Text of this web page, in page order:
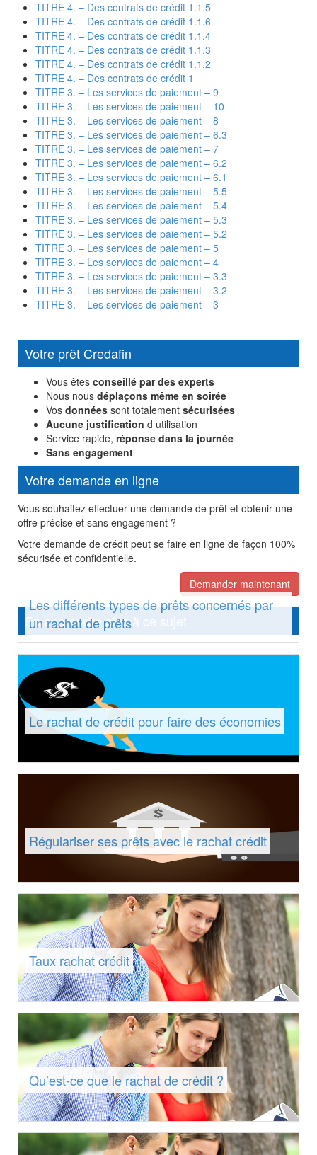
TITRE 4. – Des contrats de crédit 1.1.5
TITRE 4. – Des contrats de crédit 1.1.6
TITRE 4. – Des contrats de crédit 1.1.4
TITRE 4. – Des contrats de crédit 1.1.3
TITRE 4. – Des contrats de crédit 1.1.2
TITRE 4. – Des contrats de crédit 1
TITRE 3. – Les services de paiement – 9
TITRE 3. – Les services de paiement – 10
TITRE 3. – Les services de paiement – 8
TITRE 3. – Les services de paiement – 6.3
TITRE 3. – Les services de paiement – 7
TITRE 3. – Les services de paiement – 6.2
TITRE 3. – Les services de paiement – 6.1
TITRE 3. – Les services de paiement – 5.5
TITRE 3. – Les services de paiement – 5.4
TITRE 3. – Les services de paiement – 5.3
TITRE 3. – Les services de paiement – 5.2
TITRE 3. – Les services de paiement – 5
TITRE 3. – Les services de paiement – 4
TITRE 3. – Les services de paiement – 3.3
TITRE 3. – Les services de paiement – 3.2
TITRE 3. – Les services de paiement – 3
Votre prêt Credafin
Vous êtes conseillé par des experts
Nous nous déplaçons même en soirée
Vos données sont totalement sécurisées
Aucune justification d utilisation
Service rapide, réponse dans la journée
Sans engagement
Votre demande en ligne
Vous souhaitez effectuer une demande de prêt et obtenir une
offre précise et sans engagement ?
Votre demande de crédit peut se faire en ligne de façon 100%
sécurisée et confidentielle.
Demander maintenant
En apprendre plus à ce sujet
Les différents types de prêts concernés par
un rachat de prêts
Le rachat de crédit pour faire des économies
Régulariser ses prêts avec le rachat crédit
Taux rachat crédit
Qu’est-ce que le rachat de crédit ?